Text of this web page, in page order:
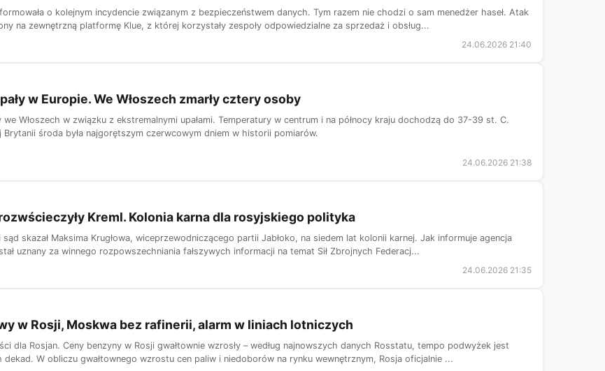
o kolejnym incydencie związanym z bezpieczeństwem danych. Tym razem nie chodzi o sam menedżer haseł. Atak
na zewnętrzną platformę Klue, z której korzystały zespoły odpowiedzialne za sprzedaż i obsług...
24.06.2026 21:40
w Europie. We Włoszech zmarły cztery osoby
we Włoszech w związku z ekstremalnymi upałami. Temperatury w centrum i na północy kraju dochodzą do 37-39 st. C.
Brytanii środa była najgorętszym czerwcowym dniem w historii pomiarów.
24.06.2026 21:38
Kreml. Kolonia karna dla rosyjskiego polityka
skazał Maksima Krugłowa, wiceprzewodniczącego partii Jabłoko, na siedem lat kolonii karnej. Jak informuje agencja
uznany za winnego rozpowszechniania fałszywych informacji na temat Sił Zbrojnych Federacj...
24.06.2026 21:35
w Rosji, Moskwa bez rafinerii, alarm w liniach lotniczych
dla Rosjan. Ceny benzyny w Rosji gwałtownie wzrosły – według najnowszych danych Rosstatu, tempo podwyżek jest
dekad. W obliczu gwałtownego wzrostu cen paliw i niedoborów na rynku wewnętrznym, Rosja oficjalnie ...